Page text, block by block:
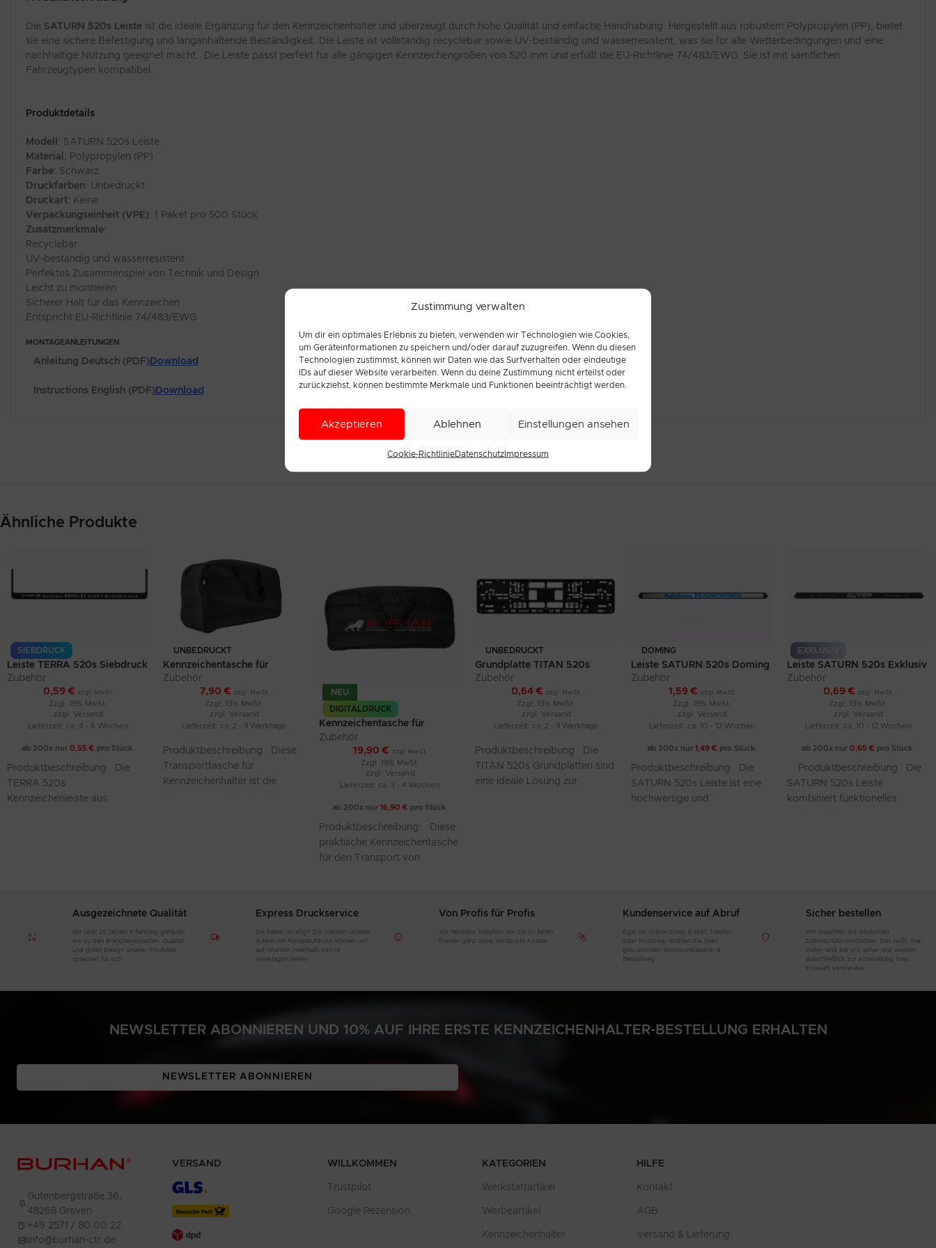
Zustimmung verwalten
Um dir ein optimales Erlebnis zu bieten, verwenden wir Technologien wie Cookies,
um Geräteinformationen zu speichern und/oder darauf zuzugreifen. Wenn du diesen
Technologien zustimmst, können wir Daten wie das Surfverhalten oder eindeutige
IDs auf dieser Website verarbeiten. Wenn du deine Zustimmung nicht erteilst oder
zurückziehst, können bestimmte Merkmale und Funktionen beeinträchtigt werden.
Akzeptieren Ablehnen Einstellungen ansehen
Cookie-RichtlinieDatenschutzImpressum
Die SATURN 520s Leiste ist die ideale Ergänzung für den Kennzeichenhalter und überzeugt durch hohe Qualität und einfache Handhabung. Hergestellt aus robustem Polypropylen (PP), bietet
sie eine sichere Befestigung und langanhaltende Beständigkeit. Die Leiste ist vollständig recyclebar sowie UV-beständig und wasserresistent, was sie für alle Wetterbedingungen und eine
nachhaltige Nutzung geeignet macht. Die Leiste passt perfekt für alle gängigen Kennzeichengrößen von 520 mm und erfüllt die EU-Richtlinie 74/483/EWG. Sie ist mit sämtlichen
Fahrzeugtypen kompatibel.
Produktdetails
Modell : SATURN 520s Leiste
Material : Polypropylen (PP)
Farbe: Schwarz
Druckfarben: Unbedruckt
Druckart: Keine
Verpackungseinheit (VPE): 1 Paket pro 500 Stück
Zusatzmerkmale:
Recyclebar
UV-beständig und wasserresistent
Perfektes Zusammenspiel von Technik und Design
Leicht zu montieren
Sicherer Halt für das Kennzeichen
Entspricht EU-Richtlinie 74/483/EWG
MONTAGEANLEITUNGEN
Anleitung Deutsch (PDF) Download
Instructions English (PDF) Download
Ähnliche Produkte
SIEBDRUCK
Leiste TERRA 520s Siebdruck
Zubehör
0,59 € zzgl. MwSt.
Zzgl. 19% MwSt.
zzgl.
Versand
Lieferzeit: ca. 4 - 6 Wochen
ab 200x nur 0,55 € pro Stück.
Produktbeschreibung Die
TERRA 520s
Kennzeichenleiste aus
UNBEDRUCKT
Kennzeichentasche für
Kennzeichenhalter und
Nummernschilder
Zubehör
7,90 € zzgl. MwSt.
Zzgl. 19% MwSt.
zzgl.
Versand
Lieferzeit: ca. 2 - 3 Werktage
Produktbeschreibung Diese
Transporttasche für
Kennzeichenhalter ist die
NEU
DIGITALDRUCK
Kennzeichentasche für
Kennzeichenhalter und
Nummernschilder bedruckt
im Digitaldruck
Zubehör
19,90 € zzgl. MwSt.
Zzgl. 19% MwSt.
zzgl.
Versand
Lieferzeit: ca. 3 - 4 Wochen
ab 200x nur 16,90 € pro Stück.
Produktbeschreibung: Diese
praktische Kennzeichentasche
für den Transport von
bequemen Transport
UNBEDRUCKT
Grundplatte TITAN 520s
Zubehör
0,64 € zzgl. MwSt.
Zzgl. 19% MwSt.
zzgl.
Versand
Lieferzeit: ca. 2 - 3 Werktage
Produktbeschreibung Die
TITAN 520s Grundplatten sind
eine ideale Lösung zur
DOMING
Leiste SATURN 520s Doming
Zubehör
1,59 € zzgl. MwSt.
Zzgl. 19% MwSt.
zzgl.
Versand
Lieferzeit: ca. 10 - 12 Wochen
ab 200x nur 1,49 € pro Stück.
Produktbeschreibung Die
SATURN 520s Leiste ist eine
hochwertige und
EXKLUSIV
Leiste SATURN 520s Exklusiv
mit erhabener Schrift
Zubehör
0,69 € zzgl. MwSt.
Zzgl. 19% MwSt.
zzgl.
Versand
Lieferzeit: ca. 10 - 12 Wochen
ab 200x nur 0,65 € pro Stück.
Produktbeschreibung Die
SATURN 520s Leiste
kombiniert funktionelles
Ausgezeichnete Qualität
Mit über 25 Jahren Erfahrung gehören
wir zu den Branchenexperten. Qualität
und gutes Design unserer Produkte
sprechen für sich
Express Druckservice
Sie haben es eilig? Die meisten unserer
Artikel mit Firmenaufdruck können wir
auf Wunsch innerhalb von 14
Werktagen liefern
Von Profis für Profis
Als Hersteller beliefern wir Sie zu fairen
Preisen ganz ohne versteckte Kosten
Kundenservice auf Abruf
Egal ob Online-Shop, E-Mail, Telefon
oder Postweg. Wählen Sie Ihren
gewünschten Kommunikations- &
Bestellweg
Sicher bestellen
Wir beachten die deutschen
Datenschutzvorschriften. Das heißt: Ihre
Daten sind bei uns sicher und werden
ausschließlich zur Abwicklung Ihres
Einkaufs verwendet.
NEWSLETTER ABONNIEREN UND 10% AUF IHRE ERSTE KENNZEICHENHALTER-BESTELLUNG ERHALTEN
NEWSLETTER ABONNIEREN
Gutenbergstraße 36,
48268 Greven
+49 2571 / 80 00 22
info@burhan-ctr.de
VERSAND WILLKOMMEN
Trustpilot
Google Rezension
KATEGORIEN
Werkstattartikel
Werbeartikel
Kennzeichenhalter
HILFE
Kontakt
AGB
Versand & Lieferung